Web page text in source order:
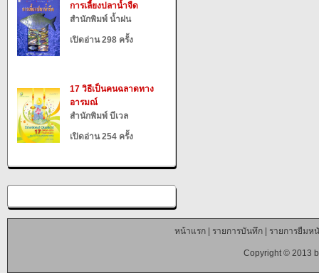
การเลี้ยงปลาน้ำจืด
สำนักพิมพ์ น้ำฝน
เปิดอ่าน 298 ครั้ง
17 วิธีเป็นคนฉลาดทาง
อารมณ์
สำนักพิมพ์ บีเวล
เปิดอ่าน 254 ครั้ง
หน้าแรก| รายการบันทึก| รายการยืมห
Copyright © 2013